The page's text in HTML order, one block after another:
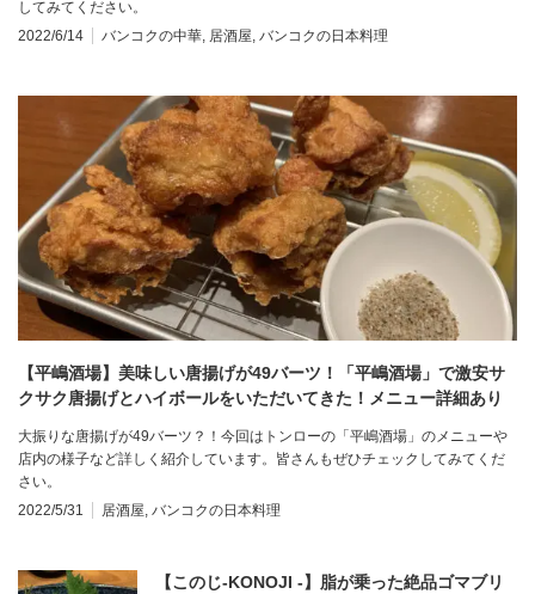
してみてください。
2022/6/14
バンコクの中華, 居酒屋, バンコクの日本料理
【平嶋酒場】美味しい唐揚げが49バーツ！「平嶋酒場」で激安サ
クサク唐揚げとハイボールをいただいてきた！メニュー詳細あり
大振りな唐揚げが49バーツ？！今回はトンローの「平嶋酒場」のメニューや
店内の様子など詳しく紹介しています。皆さんもぜひチェックしてみてくだ
さい。
2022/5/31
居酒屋, バンコクの日本料理
【このじ-KONOJI -】脂が乗った絶品ゴマブリ